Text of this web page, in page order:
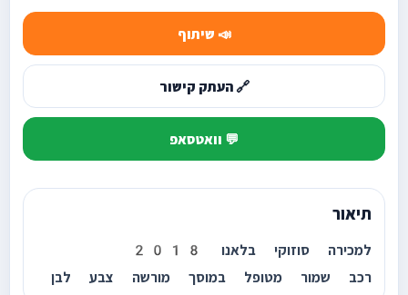
📣 שיתוף
🔗 העתק קישור
💬 וואטסאפ
תיאור
למכירה סוזוקי בלאנו 2018
רכב שמור מטופל במוסך מורשה צבע לבן